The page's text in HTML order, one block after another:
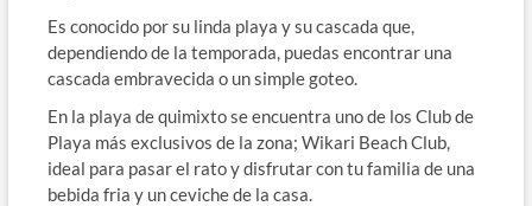
Es conocido por su linda playa y su cascada que,
dependiendo de la temporada, puedas encontrar una
cascada embravecida o un simple goteo.
En la playa de quimixto se encuentra uno de los Club de
Playa más exclusivos de la zona; Wikari Beach Club,
ideal para pasar el rato y disfrutar con tu familia de una
bebida fria y un ceviche de la casa.